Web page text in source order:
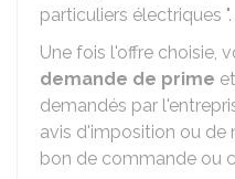
particuliers électriques ".
Une fois l'offre choisie,
demande de prime
demandés par
avis d'imposition ou de
bon de commande ou